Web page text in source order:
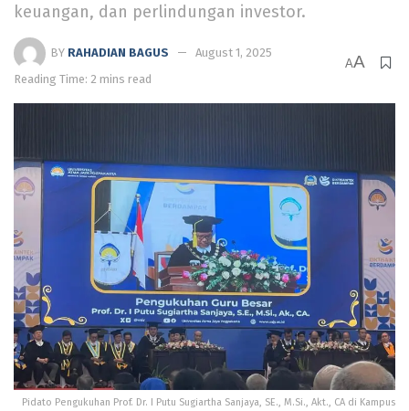
keuangan, dan perlindungan investor.
BY RAHADIAN BAGUS
August 1, 2025
Reading Time: 2 mins read
AA
Pidato Pengukuhan Prof. Dr. I Putu Sugiartha Sanjaya, SE., M.Si., Akt., CA di Kampus